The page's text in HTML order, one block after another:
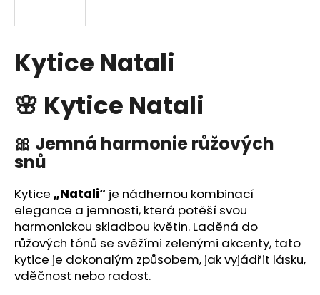
Kytice Natali
🌸 Kytice Natali
🎀 Jemná harmonie růžových
snů
Kytice „Natali“ je nádhernou kombinací
elegance a jemnosti, která potěší svou
harmonickou skladbou květin. Laděná do
růžových tónů se svěžími zelenými akcenty, tato
kytice je dokonalým způsobem, jak vyjádřit lásku,
vděčnost nebo radost.
í
t
?
D
o
p
o